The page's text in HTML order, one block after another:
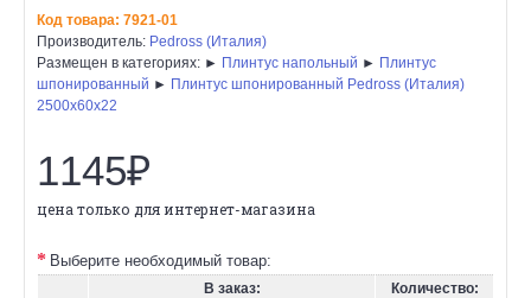
Код товара: 7921-01
Производитель: Pedross (Италия)
Размещен в категориях: ► Плинтус напольный ► Плинтус
шпонированный ► Плинтус шпонированный Pedross (Италия)
2500х60х22
1145₽
цена только для интернет-магазина
Выберите необходимый товар:
В заказ:
Количество: